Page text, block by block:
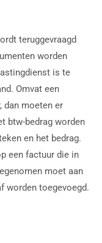
teruggevraagd
worden
is te
Omvat een
dan moeten er
btw-bedrag worden
en het bedrag.
een factuur die in
moet aan
worden toegevoegd.